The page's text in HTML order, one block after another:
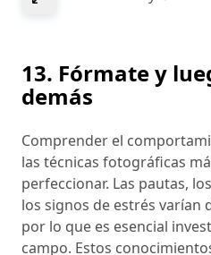
13. Fórmate y
demás
Comprender el
las técnicas fotográficas
perfeccionar. Las pautas,
los signos de estrés varían
por lo que es esencial
campo. Estos